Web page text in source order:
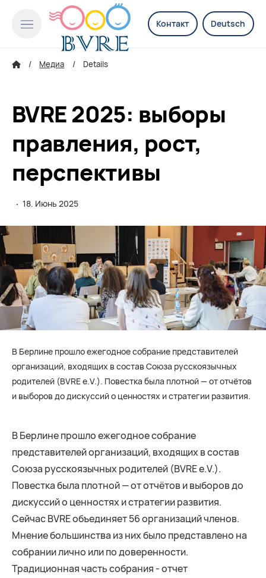
Контакт Deutsch
Медиа Details
BVRE 2025: выборы
правления, рост,
перспективы
· 18. Июнь 2025
В Берлине прошло ежегодное собрание представителей
организаций, входящих в состав Cоюза русскоязычных
родителей (BVRE e.V.). Повестка была плотной — от отчётов
и выборов до дискуссий о ценностях и стратегии развития.
В Берлине прошло ежегодное собрание
представителей организаций, входящих в состав
Cоюза русскоязычных родителей (BVRE e.V.).
Повестка была плотной — от отчётов и выборов до
дискуссий о ценностях и стратегии развития.
Сейчас BVRE объединяет 56 организаций членов.
Мнение большинства из них было представлено на
собрании лично или по доверенности.
Традиционная часть собрания - отчет